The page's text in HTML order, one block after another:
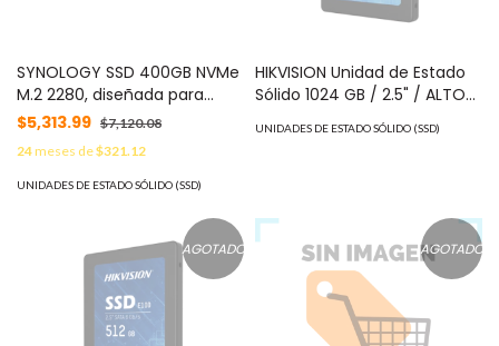
SYNOLOGY SSD 400GB NVMe
M.2 2280, diseñada para
Synology NAS con ranuras
M.2 integradas MOD:
SNV3400400G
$5,313.99 $7,120.08
24meses de$321.12
UNIDADES DE ESTADO SÓLIDO (SSD)
HIKVISION Unidad de Estado
Sólido 1024 GB / 2.5" / ALTO
PERFORMANCE / Para Gaming
y PC Trabajo Pesado MOD:
UNIDADES DE ESTADO SÓLIDO (SSD)
AGOTADO AGOTADO